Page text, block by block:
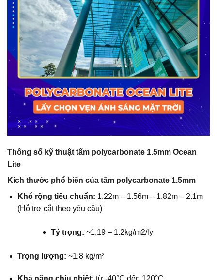
Thông số kỹ thuật tấm polycarbonate 1.5mm Ocean
Lite
Kích thước phổ biến của tấm polycarbonate 1.5mm
Khổ rộng tiêu chuẩn: 1.22m – 1.56m – 1.82m – 2.1m
(Hỗ trợ cắt theo yêu cầu)
Tỷ trọng: ~1.19 – 1.2kg/m2/ly
Trọng lượng: ~1.8 kg/m²
Khả năng chịu nhiệt: từ -40°C đến 120°C